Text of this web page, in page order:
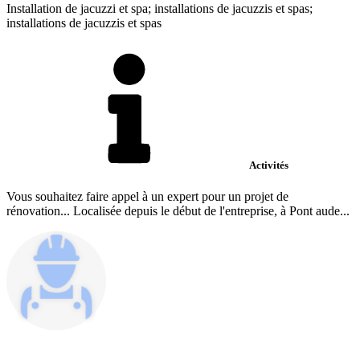
Installation de jacuzzi et spa; installations de jacuzzis et spas;
installations de jacuzzis et spas
Activités
Vous souhaitez faire appel à un expert pour un projet de
rénovation... Localisée depuis le début de l'entreprise, à Pont aude...